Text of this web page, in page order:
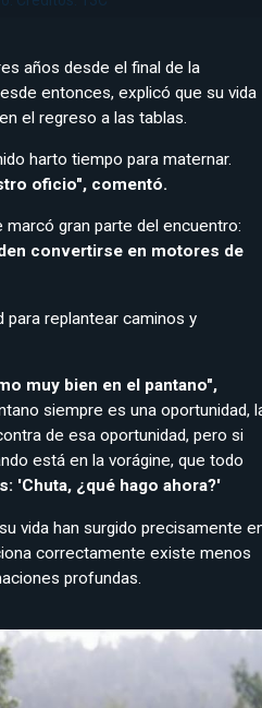
años desde el final de la
entonces, explicó que su vida
el regreso a las tablas.
harto tiempo para maternar.
oficio", comentó.
gran parte del encuentro:
convertirse en motores de
para replantear caminos y
muy bien en el pantano",
siempre es una oportunidad,
de esa oportunidad, pero si
está en la vorágine, que todo
'Chuta, ¿qué hago ahora?'
vida han surgido precisamente
correctamente existe menos
profundas.